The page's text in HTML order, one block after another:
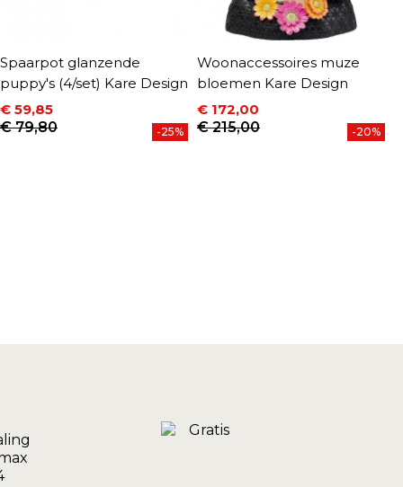
Spaarpot glanzende
puppy's (4/set) Kare Design
Prijs
€ 59,85
Normale prijs
€ 79,80 -25%
Woonaccessoires muze
bloemen Kare Design
Prijs
€ 172,00
Normale prijs
€ 215,00 -20%